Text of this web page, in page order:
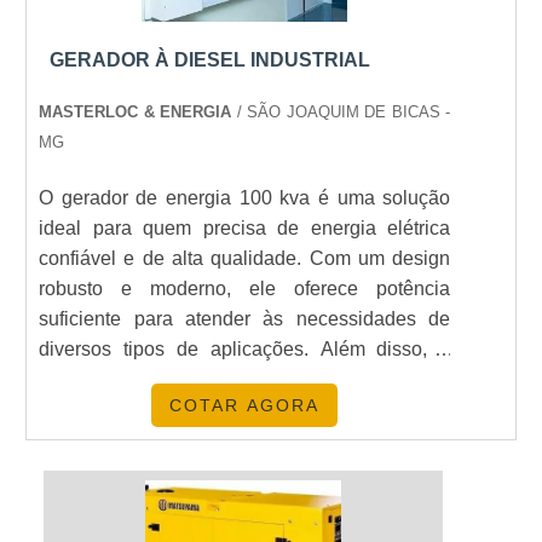
GASOLINA EM AMBIENTES
ambientes fechados devido à emissão de
monóxido de carbono.
QUAL A DURABILIDADE DE UM
GERADOR A GASOLINA
PORTÁTIL?
Com manutenção adequada, um gerador a
gasolina pode durar muitos anos, embora sua vida
útil dependa do uso e do cuidado.
COMO FAÇO A MANUTENÇÃO DE
UM GERADOR A GASOLINA?
Manutenções regulares incluem troca de óleo,
solução ideal.
GERADOR À DIESEL INDUSTRIAL
MASTERLOC & ENERGIA / SÃO JOAQUIM DE BICAS -
MG
O gerador de energia 100 kva é uma solução
ideal para quem precisa de energia elétrica
confiável e de alta qualidade. Com um design
robusto e moderno, ele oferece potência
suficiente para atender às necessidades de
diversos tipos de aplicações. Além disso, é
equipado com tecnologia avançada que
garante um funcionamento seguro e eficiente. O
gerador de energia 100 kva é a escolha certa
para quem busca um equipamento de
qualidade e durabilidade.
COTAR AGORA